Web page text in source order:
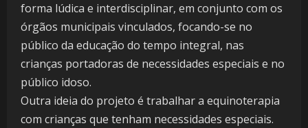
forma lúdica e interdisciplinar, em conjunto com os
órgãos municipais vinculados, focando-se no
público da educação do tempo integral, nas
crianças portadoras de necessidades especiais e no
público idoso.
Outra ideia do projeto é trabalhar a equinoterapia
com crianças que tenham necessidades especiais.